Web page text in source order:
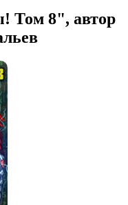
Том 8", автор